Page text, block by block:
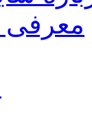
معرفی